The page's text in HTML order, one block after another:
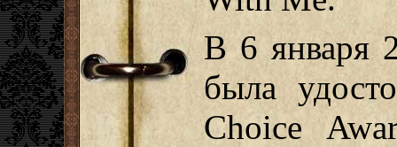
В 6 января
была
Choice